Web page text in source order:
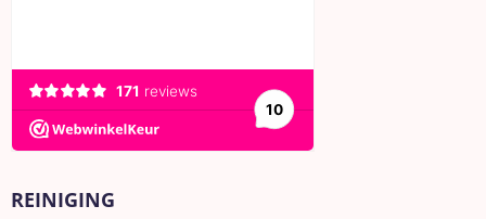
REINIGING